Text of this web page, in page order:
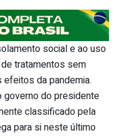
social e ao uso
tratamentos sem
da pandemia.
do presidente
classificado pela
para si neste último